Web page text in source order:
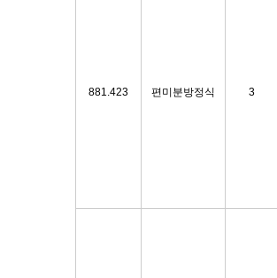
881.423 편미분방정식 3